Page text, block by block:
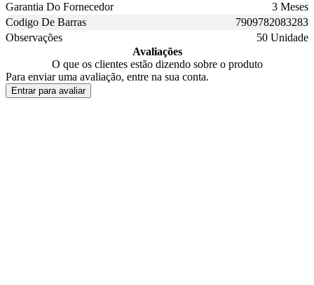
Garantia Do Fornecedor
3 Meses
Codigo De Barras
7909782083283
Observações
50 Unidade
Avaliações
O que os clientes estão dizendo sobre o produto
Para enviar uma avaliação, entre na sua conta.
Entrar para avaliar